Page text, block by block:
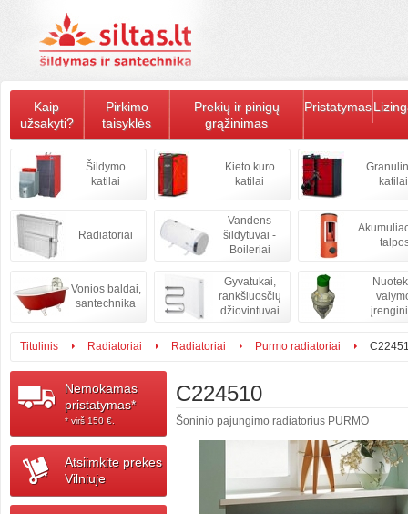
Kaip
užsakyti?
Pirkimo
taisyklės
Prekių ir pinigų
grąžinimas
Pristatymas
Šildymo
katilai
Kieto kuro
katilai
katilai
Radiatoriai
Vandens
šildytuvai -
Boileriai
Vonios baldai,
santechnika
Gyvatukai,
rankšluosčių
džiovintuvai
Titulinis Radiatoriai Radiatoriai Purmo radiatoriai
Nemokamas
pristatymas*
* virš 150 ‎€.
Atsiimkite prekes
Vilniuje
C224510
Šoninio pajungimo radiatorius PURMO